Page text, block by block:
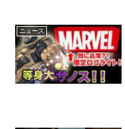
ニュース